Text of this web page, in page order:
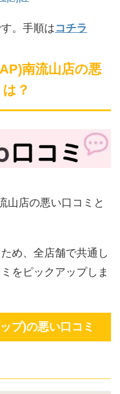
。手順はコチラ
南流山店の悪
？
山店の悪い口コミと
め、全店舗で共通し
をピックアップしま
プ)の悪い口コミ